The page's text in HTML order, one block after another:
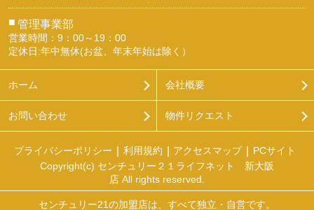
■ 管理事業部
営業時間：9：00～19：00
定休日:年中無休(お盆、年末年始は除く）
ホーム 会社概要
お問い合わせ 物件リクエスト
プライバシーポリシー 利用規約 アクセスマップ
PCサイト
Copyright(c) センチュリー２１ライフネット 新大阪
店 All rights reserved.
センチュリー21の加盟店は、すべて独立・自営です。